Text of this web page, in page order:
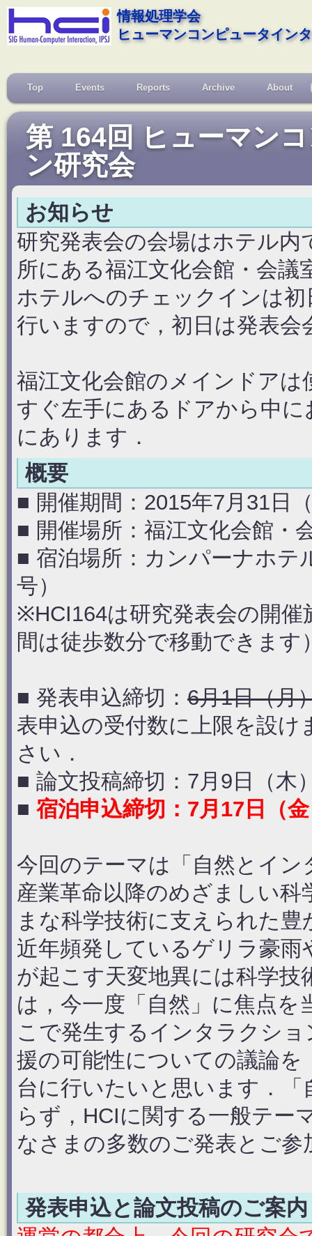
情報処理学会
ヒューマンコンピュータイン
Top Events Reports Archive About
第 164回 ヒューマン
ン研究会
お知らせ
研究発表会の会場はホテル
所にある福江文化会館・会議
ホテルへのチェックインは
行いますので，初日は発表
福江文化会館のメインドア
すぐ左手にあるドアから中
にあります．
概要
■ 開催期間：2015年7月31日
■ 開催場所：福江文化会館・
■ 宿泊場所：カンパーナホテ
号）
※HCI164は研究発表会の開
間は徒歩数分で移動できます
■ 発表申込締切： 6月1日（月
表申込の受付数に上限を設
さい．
■ 論文投稿締切：7月9日（木
■ 宿泊申込締切：7月17日（
今回のテーマは「自然とイ
産業革命以降のめざましい
まな科学技術に支えられた
近年頻発しているゲリラ豪
が起こす天変地異には科学
は，今一度「自然」に焦点
こで発生するインタラクシ
援の可能性についての議論を
台に行いたいと思います．
らず，HCIに関する一般テー
なさまの多数のご発表とご
発表申込と論文投稿のご案内